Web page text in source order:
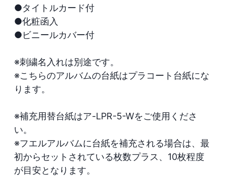
●タイトルカード付
●化粧函入
●ビニールカバー付
※刺繍名入れは別途です。
※こちらのアルバムの台紙はプラコート台紙にな
ります。
※補充用替台紙はア-LPR-5-Wをご使用くださ
い。
※フエルアルバムに台紙を補充される場合は、最
初からセットされている枚数プラス、10枚程度
が目安となります。